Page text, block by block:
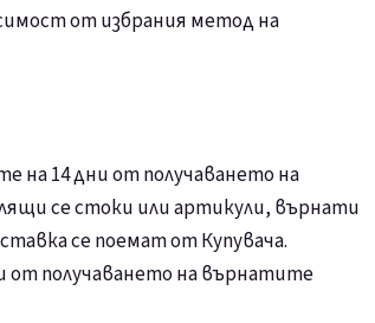
от избрания метод на
на 14 дни от получаването на
се стоки или артикули, върнати
се поемат от Купувача.
от получаването на върнатите